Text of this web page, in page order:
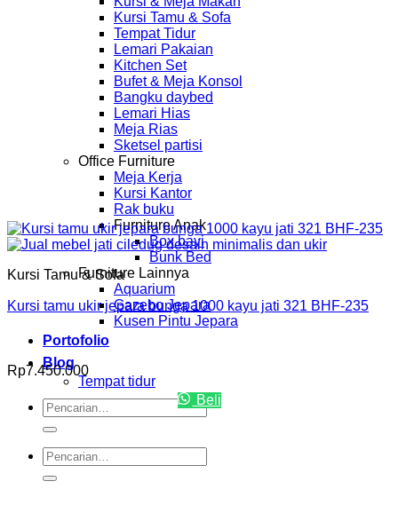
Kursi Tamu & Sofa
Tempat Tidur
Lemari Pakaian
Kitchen Set
Bufet & Meja Konsol
Bangku daybed
Lemari Hias
Meja Rias
Sketsel partisi
Office Furniture
Meja Kerja
Kursi Kantor
Rak buku
Furniture Anak
Box bayi
Bunk Bed
Furniture Lainnya
Aquarium
Gazebo Jepara
Kusen Pintu Jepara
Portofolio
Blog
Tempat tidur
Pencarian
untuk:
Pencarian
untuk:
Kursi Tamu & Sofa
Kursi tamu ukir jepara bunga 1000 kayu jati 321 BHF-235
Rp7.450.000
Beli